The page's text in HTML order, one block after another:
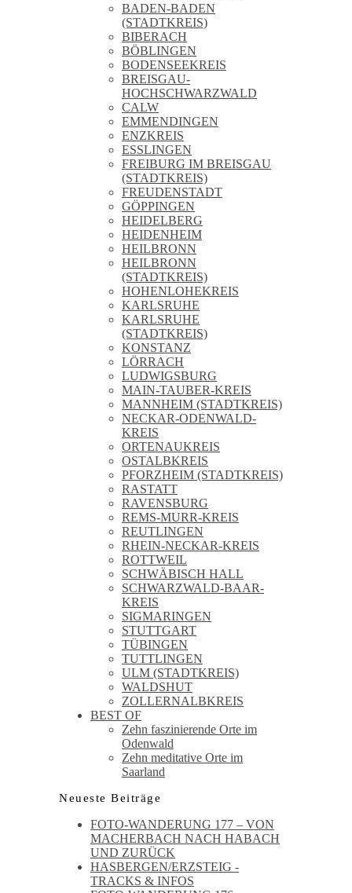
BADEN-BADEN
(STADTKREIS)
BIBERACH
BÖBLINGEN
BODENSEEKREIS
BREISGAU-
HOCHSCHWARZWALD
CALW
EMMENDINGEN
ENZKREIS
ESSLINGEN
FREIBURG IM BREISGAU
(STADTKREIS)
FREUDENSTADT
GÖPPINGEN
HEIDELBERG
HEIDENHEIM
HEILBRONN
HEILBRONN
(STADTKREIS)
HOHENLOHEKREIS
KARLSRUHE
KARLSRUHE
(STADTKREIS)
KONSTANZ
LÖRRACH
LUDWIGSBURG
MAIN-TAUBER-KREIS
MANNHEIM (STADTKREIS)
NECKAR-ODENWALD-
KREIS
ORTENAUKREIS
OSTALBKREIS
PFORZHEIM (STADTKREIS)
RASTATT
RAVENSBURG
REMS-MURR-KREIS
REUTLINGEN
RHEIN-NECKAR-KREIS
ROTTWEIL
SCHWÄBISCH HALL
SCHWARZWALD-BAAR-
KREIS
SIGMARINGEN
STUTTGART
TÜBINGEN
TUTTLINGEN
ULM (STADTKREIS)
WALDSHUT
ZOLLERNALBKREIS
BEST OF
Zehn faszinierende Orte im
Odenwald
Zehn meditative Orte im
Saarland
Neueste Beiträge
FOTO-WANDERUNG 177 – VON
MACHERBACH NACH HABACH
UND ZURÜCK
HASBERGEN/ERZSTEIG -
TRACKS & INFOS